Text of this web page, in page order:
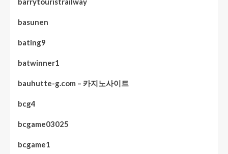
basunen
bating9
batwinner1
bauhutte-g.com – 카지노사이트
bcg4
bcgame03025
bcgame1